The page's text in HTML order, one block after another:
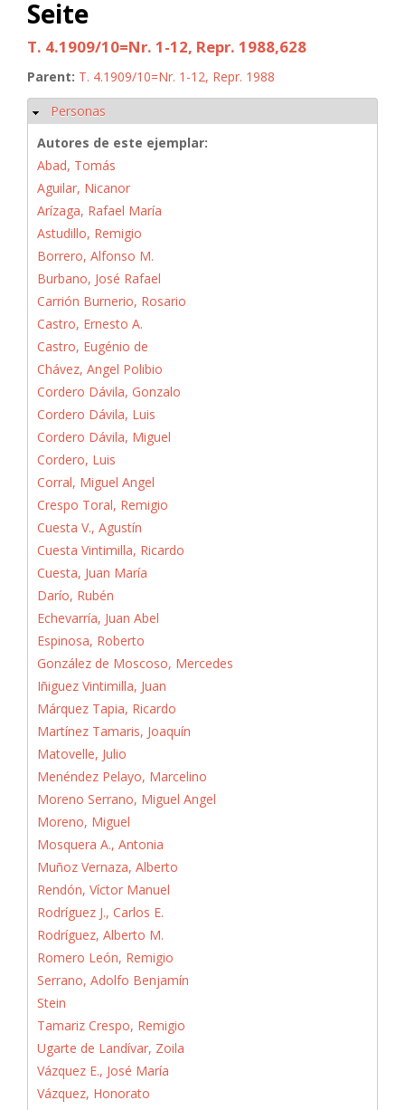
Seite
T. 4.1909/10=Nr. 1-12, Repr. 1988,628
Parent: T. 4.1909/10=Nr. 1-12, Repr. 1988
Ocultar
Personas
Autores de este ejemplar:
Abad, Tomás
Aguilar, Nicanor
Arízaga, Rafael María
Astudillo, Remigio
Borrero, Alfonso M.
Burbano, José Rafael
Carrión Burnerio, Rosario
Castro, Ernesto A.
Castro, Eugénio de
Chávez, Angel Polibio
Cordero Dávila, Gonzalo
Cordero Dávila, Luis
Cordero Dávila, Miguel
Cordero, Luis
Corral, Miguel Angel
Crespo Toral, Remigio
Cuesta V., Agustín
Cuesta Vintimilla, Ricardo
Cuesta, Juan María
Darío, Rubén
Echevarría, Juan Abel
Espinosa, Roberto
González de Moscoso, Mercedes
Iñiguez Vintimilla, Juan
Márquez Tapia, Ricardo
Martínez Tamaris, Joaquín
Matovelle, Julio
Menéndez Pelayo, Marcelino
Moreno Serrano, Miguel Angel
Moreno, Miguel
Mosquera A., Antonia
Muñoz Vernaza, Alberto
Rendón, Víctor Manuel
Rodríguez J., Carlos E.
Rodríguez, Alberto M.
Romero León, Remigio
Serrano, Adolfo Benjamín
Stein
Tamariz Crespo, Remigio
Ugarte de Landívar, Zoila
Vázquez E., José María
Vázquez, Honorato